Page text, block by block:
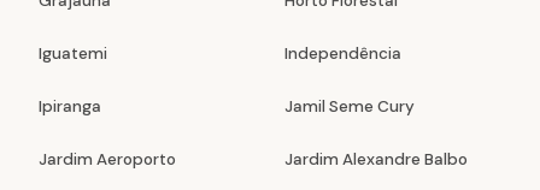
Iguatemi Independência
Ipiranga Jamil Seme Cury
Jardim Aeroporto Jardim Alexandre Balbo